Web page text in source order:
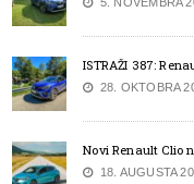
ISTRAŽI 387:
28. OKTOBRA
Novi Renault Clio
18. AUGUSTA